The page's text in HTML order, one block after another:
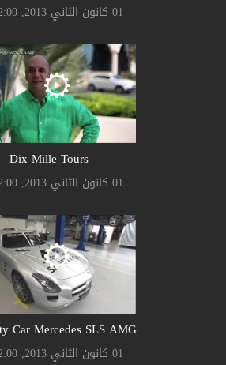
01 كانون الثاني 2013, 12:00 ص
Dix Mille Tours
01 كانون الثاني 2013, 12:00 ص
Car Mercedes SLS AMG
01 كانون الثاني 2013, 12:00 ص